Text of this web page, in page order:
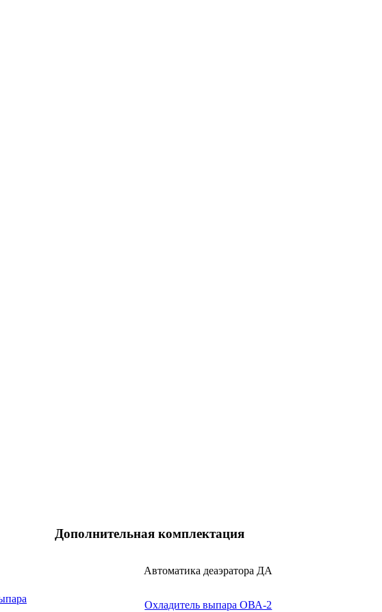
Дополнительная комплектация
Автоматика деаэратора ДА
Охладитель выпара ОВА-2